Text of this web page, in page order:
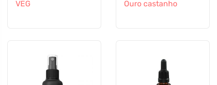
VEG
Ouro castanho